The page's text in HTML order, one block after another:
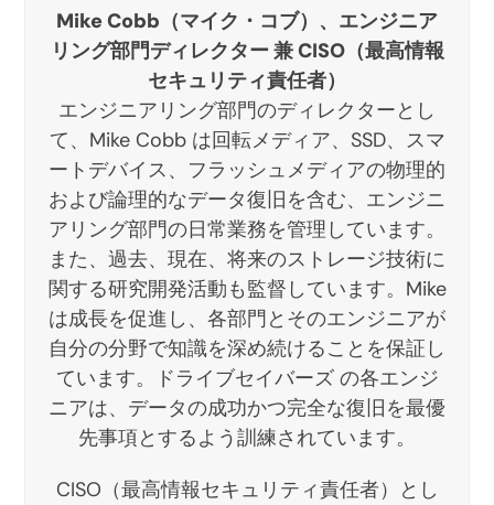
Mike Cobb（マイク・コブ）、エンジニア
リング部門ディレクター 兼 CISO（最高情報
セキュリティ責任者）
エンジニアリング部門のディレクターとし
て、Mike Cobb は回転メディア、SSD、スマ
ートデバイス、フラッシュメディアの物理的
および論理的なデータ復旧を含む、エンジニ
アリング部門の日常業務を管理しています。
また、過去、現在、将来のストレージ技術に
関する研究開発活動も監督しています。Mike
は成長を促進し、各部門とそのエンジニアが
自分の分野で知識を深め続けることを保証し
ています。ドライブセイバーズ の各エンジ
ニアは、データの成功かつ完全な復旧を最優
先事項とするよう訓練されています。
CISO（最高情報セキュリティ責任者）とし